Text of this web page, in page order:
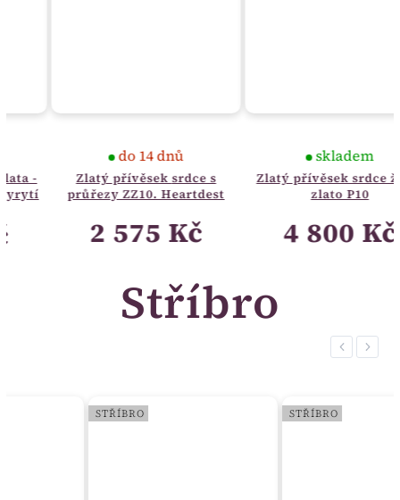
Zlatý přívěsek srdce s
průřezy ZZ10. Heartdest
do 14 dnů
2 575 Kč
Zlatý přívěsek srdce žluté
zlato P10
skladem
4 800 Kč
Stříbro
Previous
Next